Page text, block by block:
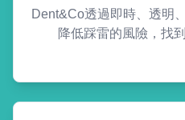
Dent&Co透過即時、透明
降低踩雷的風險，找